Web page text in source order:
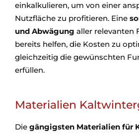
einkalkulieren, um von einer
Nutzfläche zu profitieren. Eine
und Abwägung aller relevanten
bereits helfen, die Kosten zu
gleichzeitig die gewünschten
erfüllen.
Materialien
Die gängigsten Materialien für